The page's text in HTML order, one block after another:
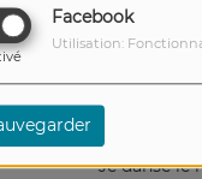
Facebook
Utilisation:
Le dernier
Tip tap
Jammin'
Je danse le